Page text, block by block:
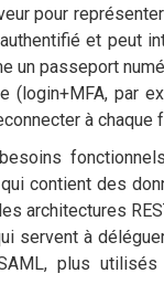
pour
et peut
passeport
(login+MFA, par
à chaque
contient des
architectures
servent à
plus utilisés